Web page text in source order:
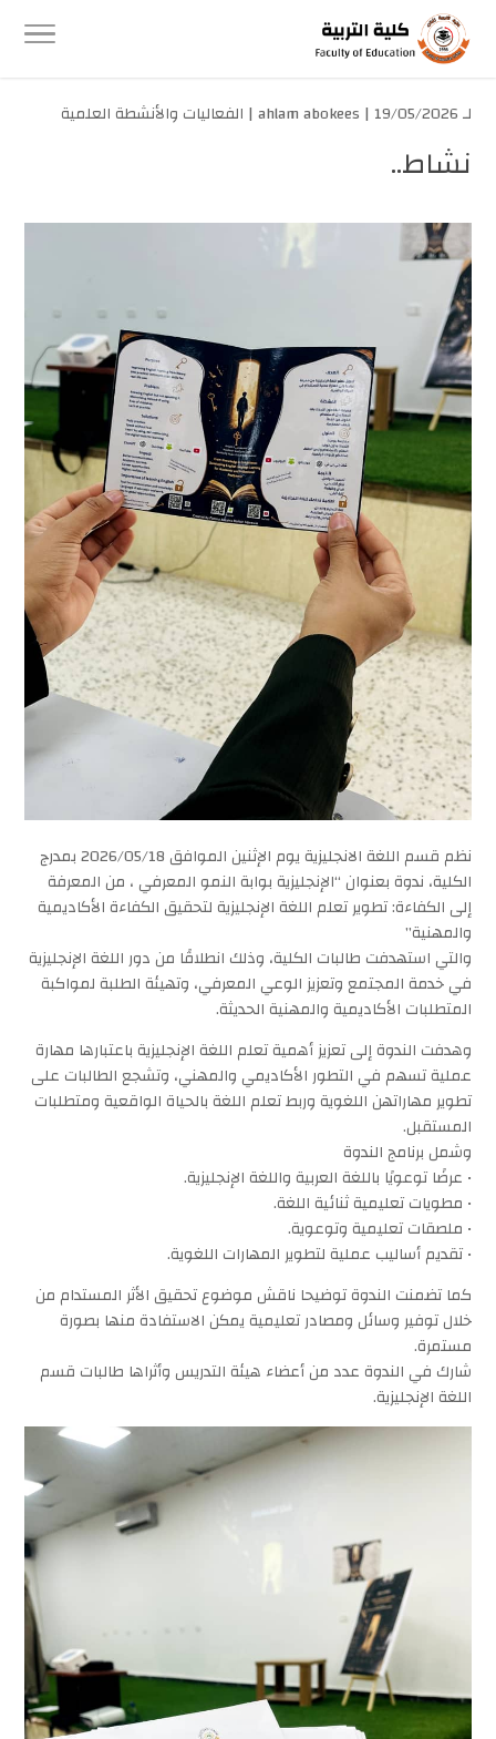
لـ ahlam abokees | 19/05/2026 | الفعاليات والأنشطة العلمية
نشاط..
نظم قسم اللغة الانجليزية يوم الإثنين الموافق 2026/05/18 بمدرج
الكلية، ندوة بعنوان “الإنجليزية بوابة النمو المعرفي ، من المعرفة
إلى الكفاءة: تطوير تعلم اللغة الإنجليزية لتحقيق الكفاءة الأكاديمية
والمهنية”
والتي استهدفت طالبات الكلية، وذلك انطلاقًا من دور اللغة الإنجليزية
في خدمة المجتمع وتعزيز الوعي المعرفي، وتهيئة الطلبة لمواكبة
المتطلبات الأكاديمية والمهنية الحديثة.
وهدفت الندوة إلى تعزيز أهمية تعلم اللغة الإنجليزية باعتبارها مهارة
عملية تسهم في التطور الأكاديمي والمهني، وتشجع الطالبات على
تطوير مهاراتهن اللغوية وربط تعلم اللغة بالحياة الواقعية ومتطلبات
المستقبل.
وشمل برنامج الندوة
• عرضًا توعويًا باللغة العربية واللغة الإنجليزية.
• مطويات تعليمية ثنائية اللغة.
• ملصقات تعليمية وتوعوية.
• تقديم أساليب عملية لتطوير المهارات اللغوية.
كما تضمنت الندوة توضيحا ناقش موضوع تحقيق الأثر المستدام من
خلال توفير وسائل ومصادر تعليمية يمكن الاستفادة منها بصورة
مستمرة.
شارك في الندوة عدد من أعضاء هيئة التدريس وأثراها طالبات قسم
اللغة الإنجليزية.